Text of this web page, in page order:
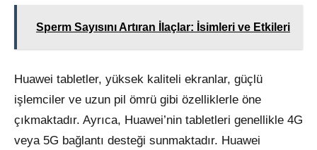
Sperm Sayısını Artıran İlaçlar: İsimleri ve Etkileri
Huawei tabletler, yüksek kaliteli ekranlar, güçlü
işlemciler ve uzun pil ömrü gibi özelliklerle öne
çıkmaktadır. Ayrıca, Huawei’nin tabletleri genellikle 4G
veya 5G bağlantı desteği sunmaktadır. Huawei